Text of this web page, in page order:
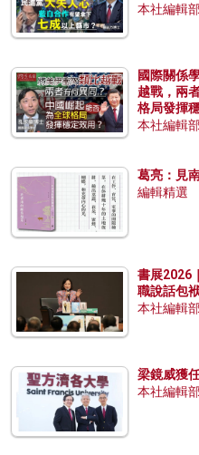
本社編輯
國際關係
越戰，兩
格局發揮
本社編輯
葛亮：見
編輯精選
書展2026
職說話包
本社編輯
梁鏡威獲
本社編輯